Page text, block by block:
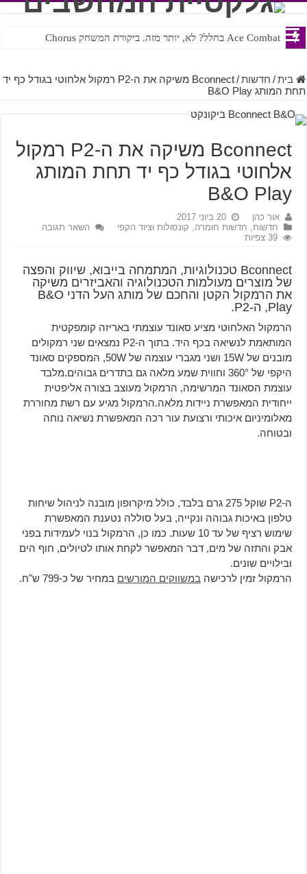
Ace Combat בחלל? לא, יותר מזה. ביקורת המשחק Chorus
Steven Universe והשירים שתורגמו בצורה נוראית לעברית
בית / חדשות /
Bconnect משיקה את ה-P2 רמקול אלחוטי בגודל כף יד
תחת המותג B&O Play
Bconnect משיקה את ה-P2 רמקול
אלחוטי בגודל כף יד תחת המותג
B&O Play
אור כהן
20 ביוני 2017
חדשות, חדשות חומרה, קונסולות וציוד הקפי
השאר תגובה
39 צפיות
Bconnect טכנולוגיות, המתמחה בייבוא, שיווק והפצה
של מוצרים מעולמות הטכנולוגיה והאביזרים משיקה
את הרמקול הקטן והחכם של מותג העל הדני B&O
Play, ה-P2.
הרמקול האלחוטי מציע סאונד עוצמתי באריזה קומפקטית
המותאמת לנשיאה בכף היד. בתוך ה-P2 נמצאים שני רמקולים
מובנים של 15W ושני מגברי עוצמה של 50W, המספקים סאונד
היקפי של 360° וחווית שמע מלאה גם בתדרים גבוהים.מלבד
עוצמת הסאונד המרשימה, הרמקול מעוצב בצורה אליפטית
ייחודית המאפשרת ניידות מלאה.הרמקול מגיע עם רשת מחוררת
מאלומיניום איכותי ורצועת עור רכה המאפשרת נשיאה נוחה
ובטוחה.
ה-P2 שוקל 275 גרם בלבד, כולל מיקרופון מובנה לניהול שיחות
טלפון באיכות גבוהה ונקייה, בעל סוללה נטענת המאפשרת
שימוש רציף של עד 10 שעות. כמו כן, הרמקול בנוי לעמידות בפני
אבק והתזה של מים, דבר המאפשר לקחת אותו לטיולים, חוף הים
ובילויים שונים.
הרמקול זמין לרכישה במשווקים המורשיםבמחיר של כ-799 ש"ח.